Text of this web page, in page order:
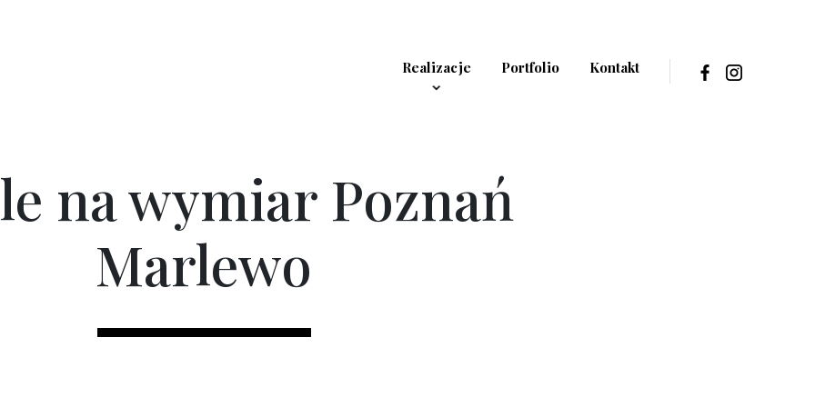
Realizacje Portfolio Kontakt
na wymiar Poznań
Marlewo